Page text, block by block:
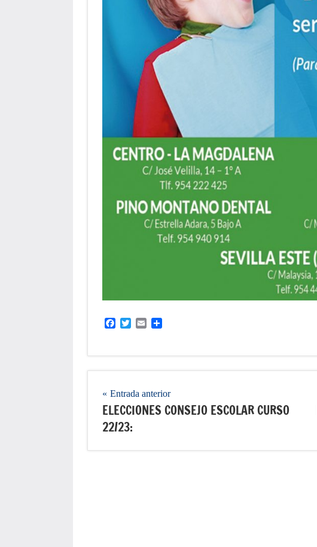
FacebookTwitterEmail
Navegación
de
entradas
Entrada anterior
ELECCIONES CONSEJO ESCOLAR CURSO
22/23: